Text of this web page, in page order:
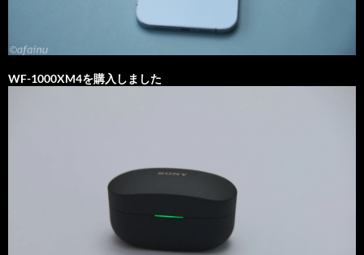
WF-1000XM4を購入しました